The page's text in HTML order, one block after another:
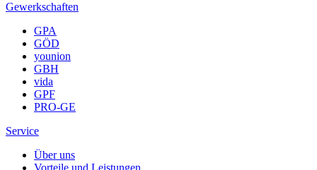
Gewerkschaften
GPA
GÖD
younion
GBH
vida
GPF
PRO-GE
Service
Über uns